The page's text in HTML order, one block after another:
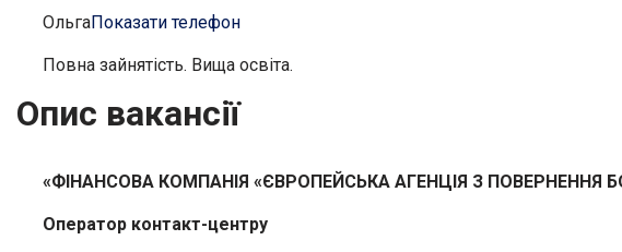
ОльгаПоказати телефон
Повна зайнятість. Вища освіта.
Опис вакансії
«ФІНАНСОВА КОМПАНІЯ «ЄВРОПЕЙСЬКА АГЕНЦІЯ З ПОВЕРНЕННЯ
Оператор контакт-центру